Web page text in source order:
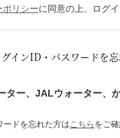
ポリシーに同意の上、ログイ
グインID・パスワードを
ター、JALウォーター、
ードを忘れた方はこちら をご確